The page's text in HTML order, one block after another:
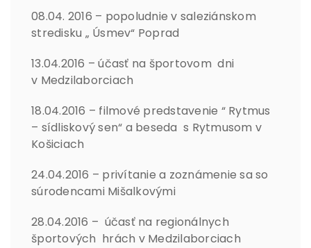
08.04. 2016 – popoludnie v saleziánskom
stredisku „ Úsmev“ Poprad
13.04.2016 – účasť na športovom dni
v Medzilaborciach
18.04.2016 – filmové predstavenie “ Rytmus
– sídliskový sen“ a beseda s Rytmusom v
Košiciach
24.04.2016 – privítanie a zoznámenie sa so
súrodencami Mišalkovými
28.04.2016 – účasť na regionálnych
športových hrách v Medzilaborciach